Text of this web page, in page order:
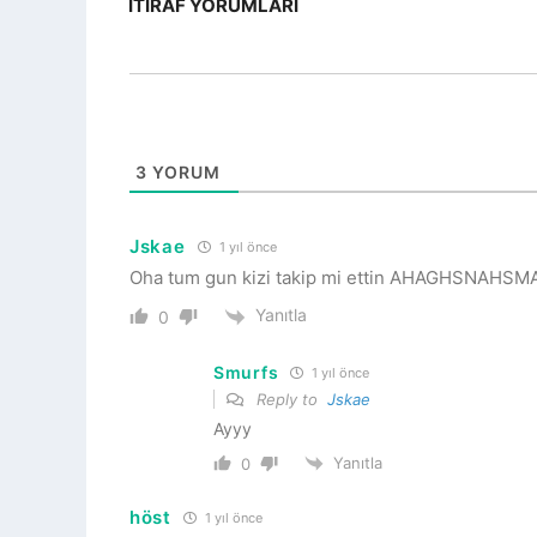
İTIRAF YORUMLARI
3 YORUM
Jskae 1 yıl önce
Oha tum gun kizi takip mi ettin
0 Yanıtla
Smurfs 1 yıl önce
Reply to Jskae
Ayyy
0 Yanıtla
höst 1 yıl önce